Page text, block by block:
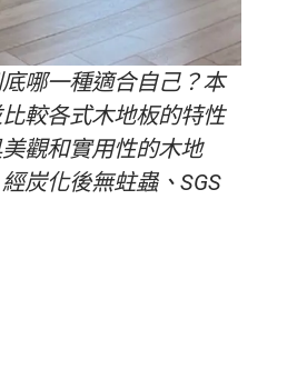
哪一種適合自己？本
較各式木地板的特性
觀和實用性的木地
炭化後無蛀蟲、SGS